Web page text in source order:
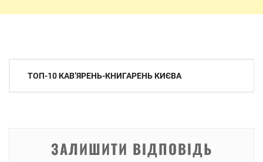
Навігація
ТОП-10 КАВ’ЯРЕНЬ-КНИГАРЕНЬ КИЄВА
ЗАЛИШИТИ ВІДПОВІДЬ